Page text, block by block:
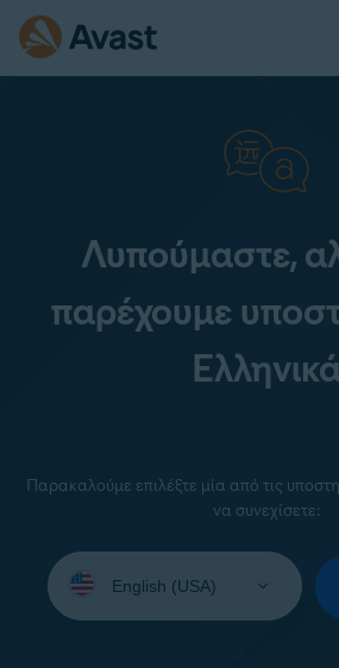
Λυπούμαστε,
παρέχουμε
Παρακαλούμε επιλέξτε μία από τις
να συνεχίσετε:
your